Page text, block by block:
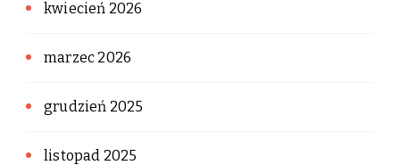
kwiecień 2026
marzec 2026
grudzień 2025
listopad 2025